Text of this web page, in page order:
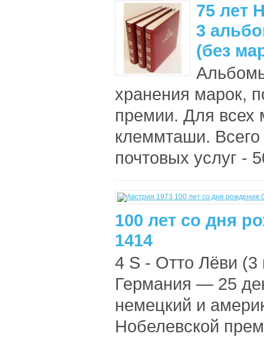
75 лет
3
(без
хранения марок,
премии. Для всех
клеммташи.
почтовых услуг -
100 лет со дня
1414
4 S - Отто Лёви
Германия — 25
немецкий и
Нобелевской